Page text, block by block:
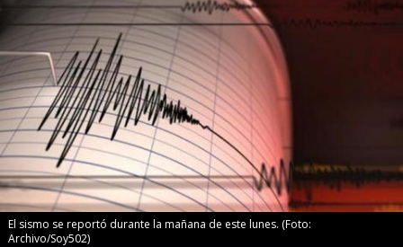
El sismo se reportó durante la mañana de este lunes. (Foto:
Archivo/Soy502)